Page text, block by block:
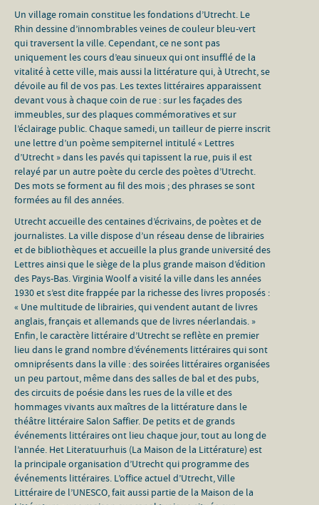
Un village romain constitue les fondations d’Utrecht. Le
Rhin dessine d’innombrables veines de couleur bleu-vert
qui traversent la ville. Cependant, ce ne sont pas
uniquement les cours d’eau sinueux qui ont insufflé de la
vitalité à cette ville, mais aussi la littérature qui, à Utrecht, se
dévoile au fil de vos pas. Les textes littéraires apparaissent
devant vous à chaque coin de rue : sur les façades des
immeubles, sur des plaques commémoratives et sur
l’éclairage public. Chaque samedi, un tailleur de pierre inscrit
une lettre d’un poème sempiternel intitulé « Lettres
d’Utrecht » dans les pavés qui tapissent la rue, puis il est
relayé par un autre poète du cercle des poètes d’Utrecht.
Des mots se forment au fil des mois ; des phrases se sont
formées au fil des années.
Utrecht accueille des centaines d’écrivains, de poètes et de
journalistes. La ville dispose d’un réseau dense de librairies
et de bibliothèques et accueille la plus grande université des
Lettres ainsi que le siège de la plus grande maison d’édition
des Pays-Bas. Virginia Woolf a visité la ville dans les années
1930 et s’est dite frappée par la richesse des livres proposés :
« Une multitude de librairies, qui vendent autant de livres
anglais, français et allemands que de livres néerlandais. »
Enfin, le caractère littéraire d’Utrecht se reflète en premier
lieu dans le grand nombre d’événements littéraires qui sont
omniprésents dans la ville : des soirées littéraires organisées
un peu partout, même dans des salles de bal et des pubs,
des circuits de poésie dans les rues de la ville et des
hommages vivants aux maîtres de la littérature dans le
théâtre littéraire Salon Saffier. De petits et de grands
événements littéraires ont lieu chaque jour, tout au long de
l’année. Het Literatuurhuis (La Maison de la Littérature) est
la principale organisation d’Utrecht qui programme des
événements littéraires. L’office actuel d’Utrecht, Ville
Littéraire de l’UNESCO, fait aussi partie de la Maison de la